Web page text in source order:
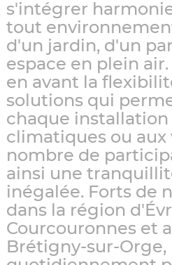
s'intégrer
tout
d'un jardin, d'un
espace en plein
en avant la
solutions qui
chaque
climatiques ou aux
nombre de
ainsi une
inégalée. Forts de
dans la région
Courcouronnes et
Brétigny-sur-